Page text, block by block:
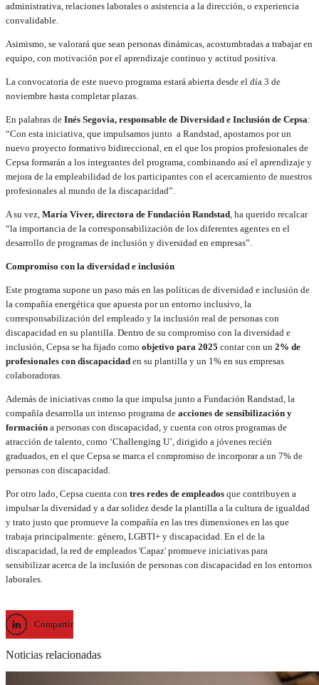
administrativa, relaciones laborales o asistencia a la dirección, o experiencia
convalidable.
Asimismo, se valorará que sean personas dinámicas, acostumbradas a trabajar en
equipo, con motivación por el aprendizaje continuo y actitud positiva.
La convocatoria de este nuevo programa estará abierta desde el día 3 de
noviembre hasta completar plazas.
En palabras de Inés Segovia, responsable de Diversidad e Inclusión de Cepsa:
“Con esta iniciativa, que impulsamos junto a Randstad, apostamos por un
nuevo proyecto formativo bidireccional, en el que los propios profesionales de
Cepsa formarán a los integrantes del programa, combinando así el aprendizaje y
mejora de la empleabilidad de los participantes con el acercamiento de nuestros
profesionales al mundo de la discapacidad”.
A su vez, María Viver, directora de Fundación Randstad , ha querido recalcar
“la importancia de la corresponsabilización de los diferentes agentes en el
desarrollo de programas de inclusión y diversidad en empresas”.
Compromiso con la diversidad e inclusión
Este programa supone un paso más en las políticas de diversidad e inclusión de
la compañía energética que apuesta por un entorno inclusivo, la
corresponsabilización del empleado y la inclusión real de personas con
discapacidad en su plantilla. Dentro de su compromiso con la diversidad e
inclusión, Cepsa se ha fijado como objetivo para 2025 contar con un 2% de
profesionales con discapacidad en su plantilla y un 1% en sus empresas
colaboradoras.
Además de iniciativas como la que impulsa junto a Fundación Randstad, la
compañía desarrolla un intenso programa de acciones de sensibilización y
formación a personas con discapacidad, y cuenta con otros programas de
atracción de talento, como ‘Challenging U’, dirigido a jóvenes recién
graduados, en el que Cepsa se marca el compromiso de incorporar a un 7% de
personas con discapacidad.
Por otro lado, Cepsa cuenta con tres redes de empleados que contribuyen a
impulsar la diversidad y a dar solidez desde la plantilla a la cultura de igualdad
y trato justo que promueve la compañía en las tres dimensiones en las que
trabaja principalmente: género, LGBTI+ y discapacidad. En el de la
discapacidad, la red de empleados 'Capaz' promueve iniciativas para
sensibilizar acerca de la inclusión de personas con discapacidad en los entornos
laborales.
Compartir
Noticias relacionadas